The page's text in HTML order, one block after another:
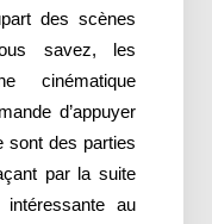
des scènes
savez, les
cinématique
d’appuyer
sont des parties
par la suite
au